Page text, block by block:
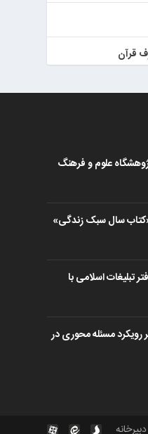
قرآن
علوم و فرهنگ
«کتاب سال سبک زندگی»
تبلیغات اسلامی با
رویکرد مسئله محوری در
دبیرخانه